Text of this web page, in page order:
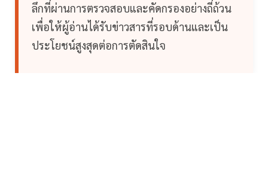
ลึกที่ผ่านการตรวจสอบและคัดกรองอย่างถี่ถ้วน
เพื่อให้ผู้อ่านได้รับข่าวสารที่รอบด้านและเป็น
ประโยชน์สูงสุดต่อการตัดสินใจ